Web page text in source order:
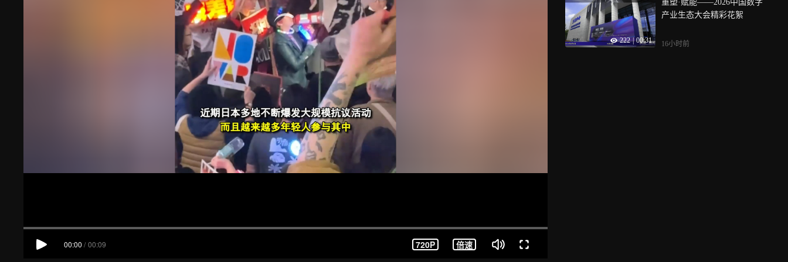
00:00 / 00:09 720P 倍速
222 | 00:31
重塑·赋能——2026中国数字
产业生态大会精彩花絮
16小时前